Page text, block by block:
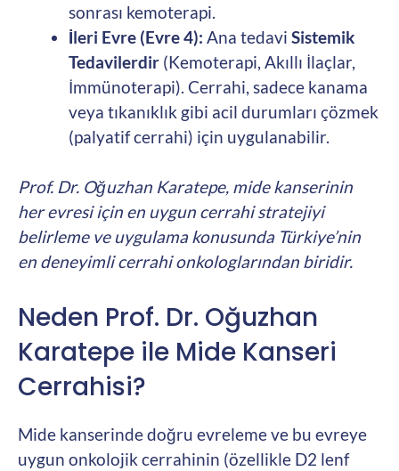
sonrası kemoterapi.
İleri Evre (Evre 4): Ana tedavi Sistemik
Tedavilerdir (Kemoterapi, Akıllı İlaçlar,
İmmünoterapi). Cerrahi, sadece kanama
veya tıkanıklık gibi acil durumları çözmek
(palyatif cerrahi) için uygulanabilir.
Prof. Dr. Oğuzhan Karatepe, mide kanserinin
her evresi için en uygun cerrahi stratejiyi
belirleme ve uygulama konusunda Türkiye’nin
en deneyimli cerrahi onkologlarından biridir.
Neden Prof. Dr. Oğuzhan
Karatepe ile Mide Kanseri
Cerrahisi?
Mide kanserinde doğru evreleme ve bu evreye
uygun onkolojik cerrahinin (özellikle D2 lenf